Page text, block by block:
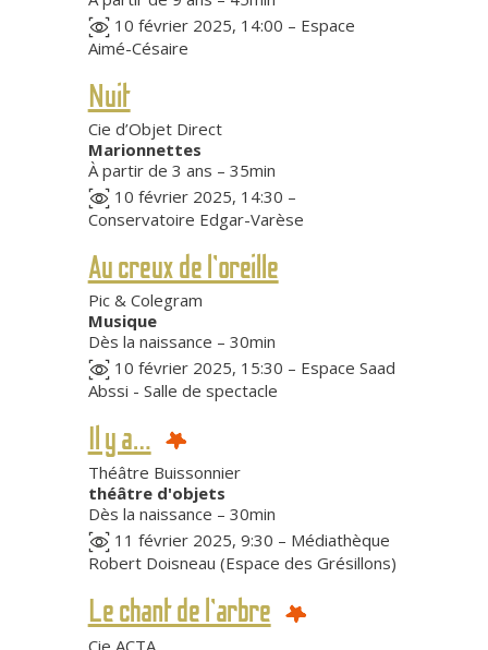
10 février 2025, 14:00 – Espace
Aimé-Césaire
Nuit
Cie d’Objet Direct
Marionnettes
À partir de 3 ans – 35min
10 février 2025, 14:30 –
Conservatoire Edgar-Varèse
Au creux de l’oreille
Pic & Colegram
Musique
Dès la naissance – 30min
10 février 2025, 15:30 – Espace Saad
Abssi - Salle de spectacle
Il y a…
Théâtre Buissonnier
théâtre d'objets
Dès la naissance – 30min
11 février 2025, 9:30 – Médiathèque
Robert Doisneau (Espace des Grésillons)
Le chant de l’arbre
Cie ACTA